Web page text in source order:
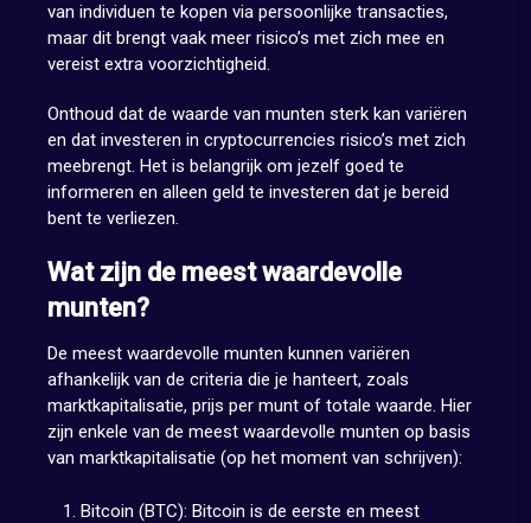
van individuen te kopen via persoonlijke transacties,
maar dit brengt vaak meer risico’s met zich mee en
vereist extra voorzichtigheid.
Onthoud dat de waarde van munten sterk kan variëren
en dat investeren in cryptocurrencies risico’s met zich
meebrengt. Het is belangrijk om jezelf goed te
informeren en alleen geld te investeren dat je bereid
bent te verliezen.
Wat zijn de meest waardevolle
munten?
De meest waardevolle munten kunnen variëren
afhankelijk van de criteria die je hanteert, zoals
marktkapitalisatie, prijs per munt of totale waarde. Hier
zijn enkele van de meest waardevolle munten op basis
van marktkapitalisatie (op het moment van schrijven):
Bitcoin (BTC): Bitcoin is de eerste en meest